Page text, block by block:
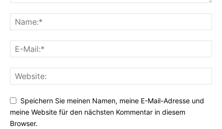
Speichern Sie meinen Namen, meine E-Mail-Adresse und
meine Website für den nächsten Kommentar in diesem
Browser.